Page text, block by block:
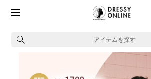
アイテムを探す